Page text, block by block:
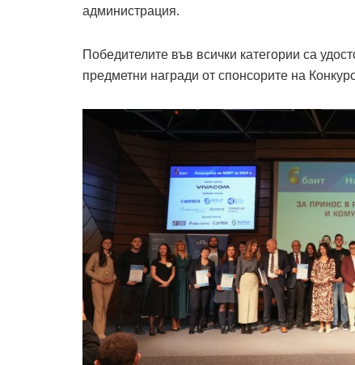
администрация.
Победителите във всички категории са
предметни награди от спонсорите на